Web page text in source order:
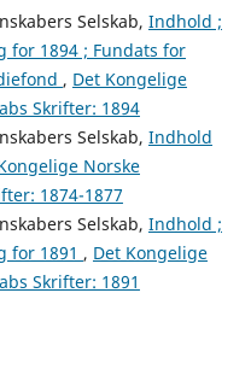
Selskab, Indhold ;
for 1894 ; Fundats for
, Det Kongelige
Skrifter: 1894
Selskab, Indhold
Norske
1874-1877
Selskab, Indhold ;
for 1891 , Det Kongelige
Skrifter: 1891